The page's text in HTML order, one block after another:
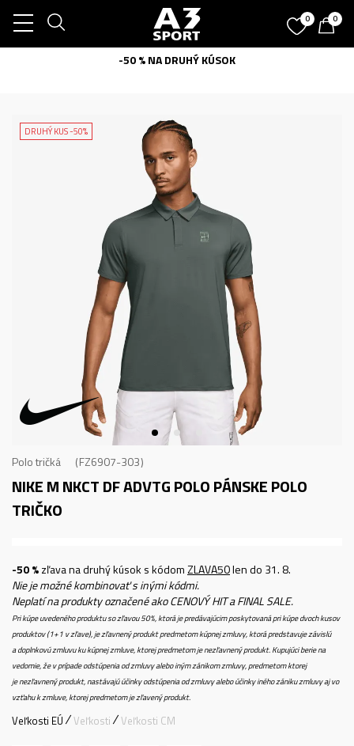
0 0
-50 % NA DRUHÝ KÚSOK
DRUHÝ KUS -50%
Polo tričká FZ6907-303
NIKE M NKCT DF ADVTG POLOPÁNSKE POLO
TRIČKO
-50 %zľava na druhý kúsok s kódomZLAVA50len do 31. 8.
Nie je možné kombinovať s inými kódmi.
Neplatí na produkty označené ako CENOVÝ HIT a FINAL SALE.
Pri kúpe uvedeného produktu so zľavou 50%, ktorá je predávajúcim poskytovaná pri kúpe dvoch kusov
produktov (1+1 v zľave), je zľavnený produkt predmetom kúpnej zmluvy, ktorá predstavuje závislú
a doplnkovú zmluvu ku kúpnej zmluve, ktorej predmetom je nezľavnený produkt. Kupujúci berie na
vedomie, že v prípade odstúpenia od zmluvy alebo iným zánikom zmluvy, predmetom ktorej
je nezľavnený produkt, nastávajú účinky odstúpenia od zmluvy alebo účinky iného zániku zmluvy aj vo
vzťahu k zmluve, ktorej predmetom je zľavený produkt.
Veľkosti EÚ Veľkosti Veľkosti CM